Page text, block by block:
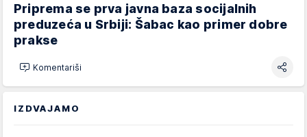
Priprema se prva javna baza socijalnih
preduzeća u Srbiji: Šabac kao primer dobre
prakse
Komentariši
IZDVAJAMO